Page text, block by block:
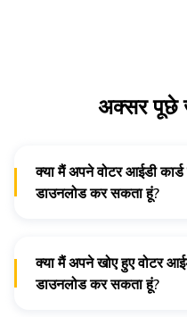
अक्सर पूछे
क्या मैं अपने वोटर आईडी
डाउनलोड कर सकता हूं?
क्या मैं अपने खोए हुए वोटर
डाउनलोड कर सकता हूं?